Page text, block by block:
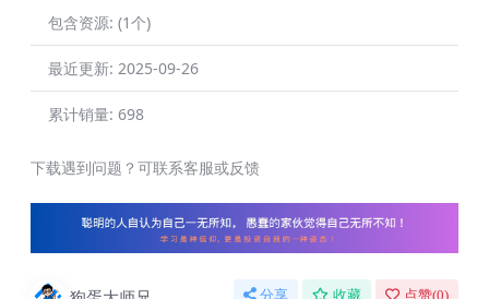
包含资源: (1个)
最近更新: 2025-09-26
累计销量: 698
下载遇到问题？可联系客服或反馈
分享 收藏 点赞(0)